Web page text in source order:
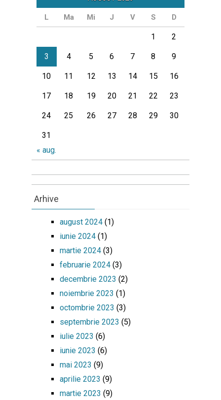
L Ma Mi J V S D
1 2
3 4 5 6 7 8 9
10 11 12 13 14 15 16
17 18 19 20 21 22 23
24 25 26 27 28 29 30
31
« aug.
Arhive
august 2024(1)
iunie 2024(1)
martie 2024(3)
februarie 2024(3)
decembrie 2023 (2)
noiembrie 2023 (1)
octombrie 2023 (3)
septembrie 2023 (5)
iulie 2023 (6)
iunie 2023 (6)
mai 2023 (9)
aprilie 2023 (9)
martie 2023 (9)